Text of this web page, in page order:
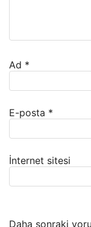
Ad *
E-posta *
İnternet sitesi
Daha sonraki